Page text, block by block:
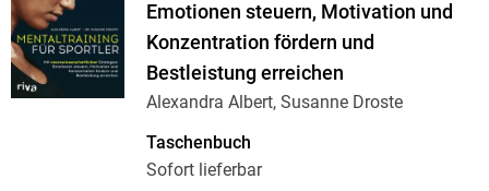
Emotionen steuern, Motivation und
Konzentration fördern und
Bestleistung erreichen
Alexandra Albert, Susanne Droste
Taschenbuch
Sofort lieferbar